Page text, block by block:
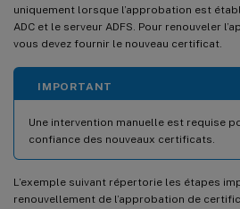
uniquement lorsque l’approbation est
ADC et le serveur ADFS. Pour renouveler
vous devez fournir le nouveau certificat.
IMPORTANT
Une intervention manuelle est requise
confiance des nouveaux certificats.
L’exemple suivant répertorie les étapes
renouvellement de l’approbation de